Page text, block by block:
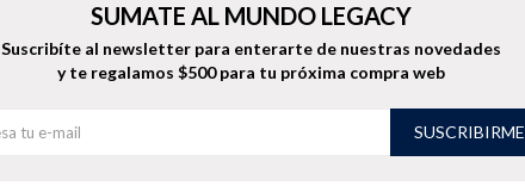
SUMATE AL MUNDO LEGACY
Suscribíte al newsletter para enterarte de nuestras novedades
y te regalamos $500 para tu próxima compra web
SUSCRIBIRME